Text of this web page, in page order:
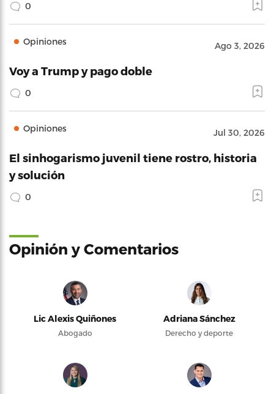
0
Opiniones Ago 3, 2026
Voy a Trump y pago doble
0
Opiniones Jul 30, 2026
El sinhogarismo juvenil tiene rostro, historia
y solución
0
Opinión y Comentarios
Lic Alexis Quiñones
Abogado
Adriana Sánchez
Derecho y deporte